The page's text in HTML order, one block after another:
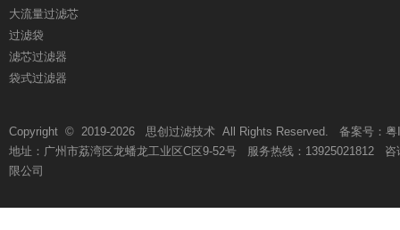
大流量过滤芯
过滤袋
滤芯过滤器
袋式过滤器
Copyright © 2019-2026 思创过滤技术 All Rights Reserved. 备案号： 粤
地址：广州市荔湾区龙蟠龙工业区C区9-52号 服务热线：13925021812
限公司